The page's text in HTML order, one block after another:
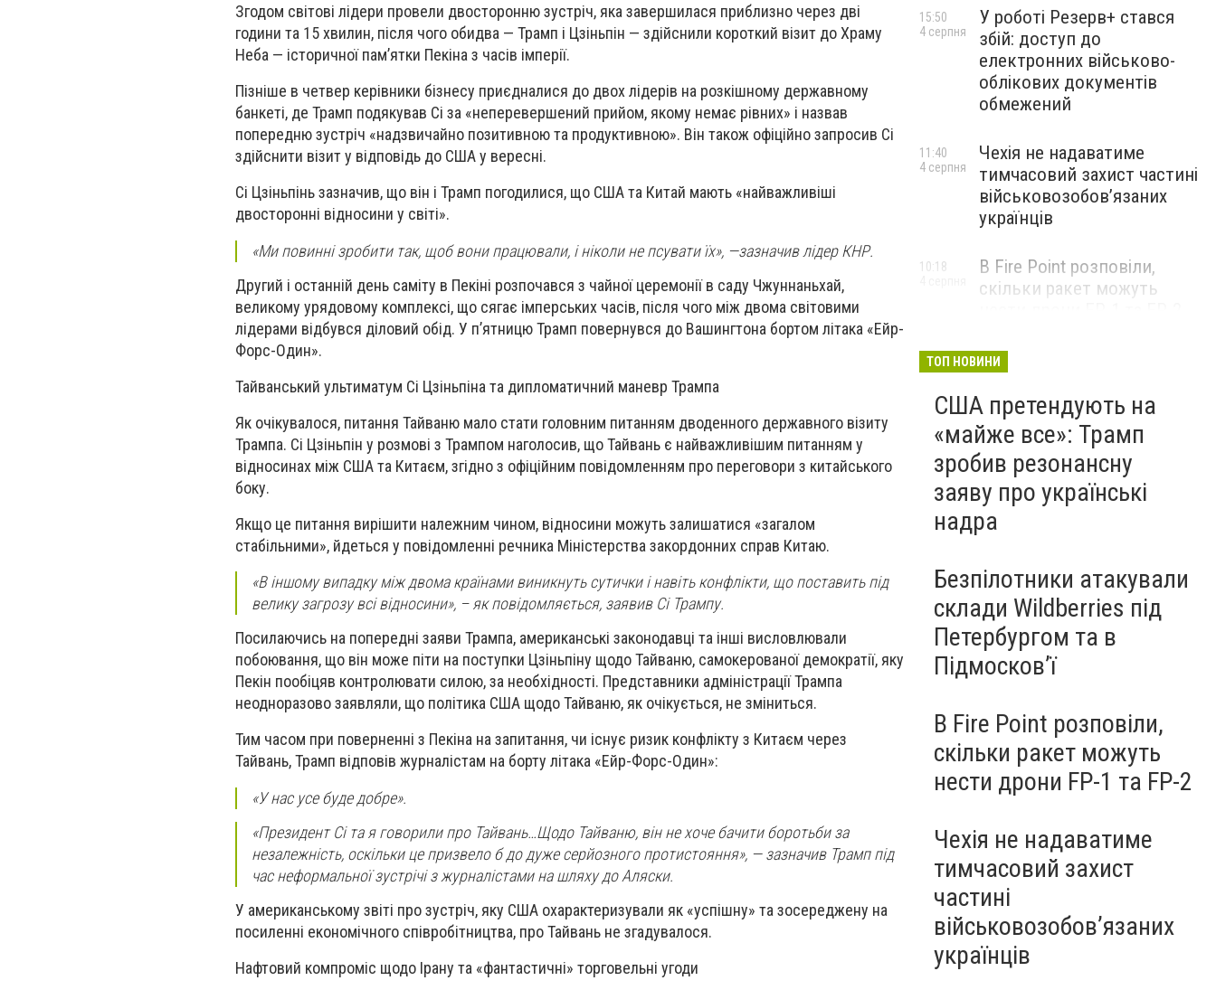
Згодом світові лідери провели двосторонню зустріч, яка завершилася приблизно через дві
години та 15 хвилин, після чого обидва — Трамп і Цзіньпін — здійснили короткий візит до Храму
Неба — історичної пам’ятки Пекіна з часів імперії.
Пізніше в четвер керівники бізнесу приєдналися до двох лідерів на розкішному державному
банкеті, де Трамп подякував Сі за «неперевершений прийом, якому немає рівних» і назвав
попередню зустріч «надзвичайно позитивною та продуктивною». Він також офіційно запросив Сі
здійснити візит у відповідь до США у вересні.
Сі Цзіньпінь зазначив, що він і Трамп погодилися, що США та Китай мають «найважливіші
двосторонні відносини у світі».
«Ми повинні зробити так, щоб вони працювали, і ніколи не псувати їх», —зазначив лідер КНР.
Другий і останній день саміту в Пекіні розпочався з чайної церемонії в саду Чжуннаньхай,
великому урядовому комплексі, що сягає імперських часів, після чого між двома світовими
лідерами відбувся діловий обід. У п’ятницю Трамп повернувся до Вашингтона бортом літака «Ейр-
Форс-Один».
Тайванський ультиматум Сі Цзіньпіна та дипломатичний маневр Трампа
Як очікувалося, питання Тайваню мало стати головним питанням дводенного державного візиту
Трампа. Сі Цзіньпін у розмові з Трампом наголосив, що Тайвань є найважливішим питанням у
відносинах між США та Китаєм, згідно з офіційним повідомленням про переговори з китайського
боку.
Якщо це питання вирішити належним чином, відносини можуть залишатися «загалом
стабільними», йдеться у повідомленні речника Міністерства закордонних справ Китаю.
«В іншому випадку між двома країнами виникнуть сутички і навіть конфлікти, що поставить під
велику загрозу всі відносини», – як повідомляється, заявив Сі Трампу.
Посилаючись на попередні заяви Трампа, американські законодавці та інші висловлювали
побоювання, що він може піти на поступки Цзіньпіну щодо Тайваню, самокерованої демократії, яку
Пекін пообіцяв контролювати силою, за необхідності. Представники адміністрації Трампа
неодноразово заявляли, що політика США щодо Тайваню, як очікується, не зміниться.
Тим часом при поверненні з Пекіна на запитання, чи існує ризик конфлікту з Китаєм через
Тайвань, Трамп відповів журналістам на борту літака «Ейр-Форс-Один»:
«У нас усе буде добре».
«Президент Сі та я говорили про Тайвань…Щодо Тайваню, він не хоче бачити боротьби за
незалежність, оскільки це призвело б до дуже серйозного протистояння», — зазначив Трамп під
час неформальної зустрічі з журналістами на шляху до Аляски.
У американському звіті про зустріч, яку США охарактеризували як «успішну» та зосереджену на
посиленні економічного співробітництва, про Тайвань не згадувалося.
Нафтовий компроміс щодо Ірану та «фантастичні» торговельні угоди
У роботі Резерв+ стався
збій: доступ до
електронних військово-
облікових документів
обмежений
15:50
4 серпня
Чехія не надаватиме
тимчасовий захист частині
військовозобов’язаних
українців
11:40
4 серпня
В Fire Point розповіли,
скільки ракет можуть
10:18
ТОП НОВИНИ
США претендують на
«майже все»: Трамп
зробив резонансну
заяву про українські
надра
Безпілотники атакували
склади Wildberries під
Петербургом та в
Підмосков’ї
В Fire Point розповіли,
скільки ракет можуть
нести дрони FP-1 та FP-2
Чехія не надаватиме
тимчасовий захист
частині
військовозобов’язаних
українців